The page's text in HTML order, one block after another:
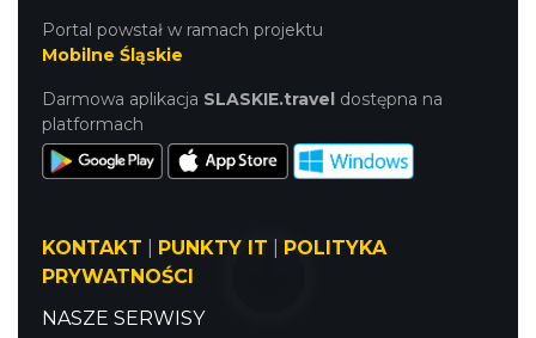
Portal powstał w ramach projektu
Mobilne Śląskie
Darmowa aplikacja SLASKIE.travel dostępna na
platformach
KONTAKT PUNKTY IT
POLITYKA
PRYWATNOŚCI
NASZE SERWISY